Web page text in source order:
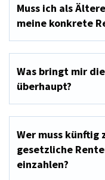
Muss ich als
meine konkrete
Was bringt mir
überhaupt?
Wer muss künftig
gesetzliche
einzahlen?